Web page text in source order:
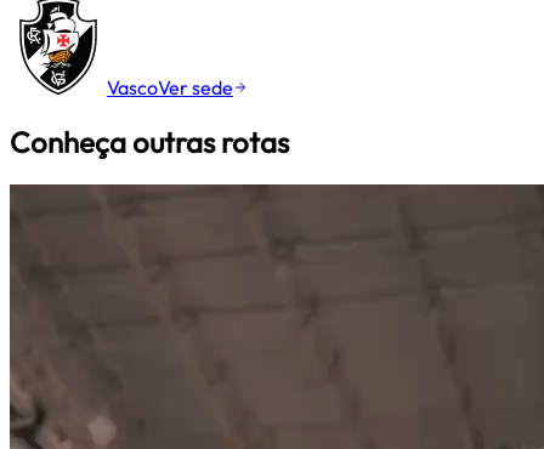
VascoVer sede
Conheça outras rotas